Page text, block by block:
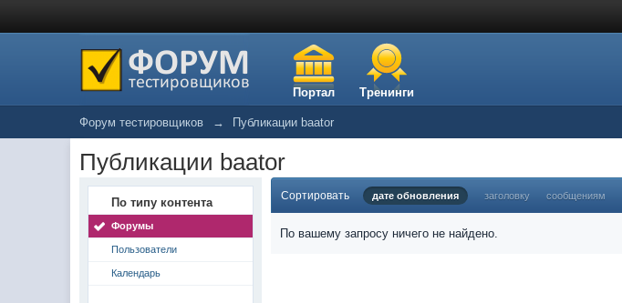
Портал Тренинги
Форум тестировщиков → Публикации baator
Публикации baator
По типу контента
Форумы
Пользователи
Календарь
Сортировать дате обновления заголовку сообщениям
По вашему запросу ничего не найдено.